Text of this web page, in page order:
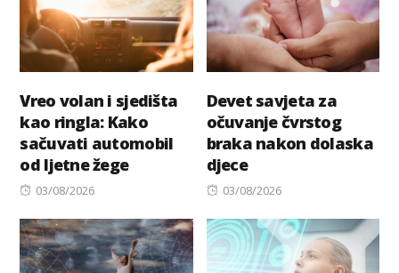
Vreo volan i sjedišta
kao ringla: Kako
sačuvati automobil
od ljetne žege
Posted
03/08/2026
Devet savjeta za
očuvanje čvrstog
braka nakon dolaska
djece
Posted
03/08/2026